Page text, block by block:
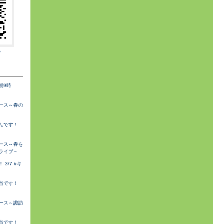
9時
ス～春の
です！
ス～春を
イブ～
3/7 #キ
です！
ス～諏訪
です！